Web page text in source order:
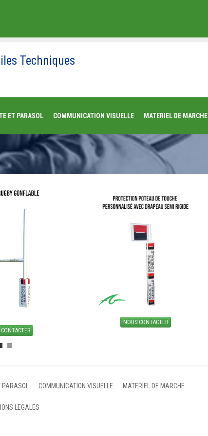
Techniques
ET PARASOL COMMUNICATION VISUELLE MATERIEL DE MARCHE
NOUS CONTACTER
PARASOL COMMUNICATION VISUELLE
MATERIEL DE MARCHE
LEGALES